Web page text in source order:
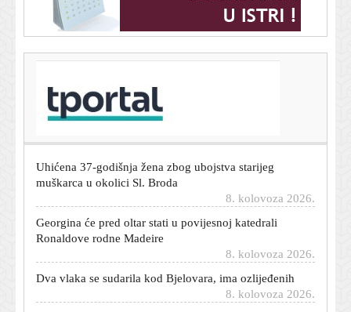
BBB i Torcida se mlatili na zagrebačkom aerodromu.
Procurio video sukoba
muškarca u okolici Sl. Broda
Ronaldove rodne Madeire
8. kolovoza 2026.